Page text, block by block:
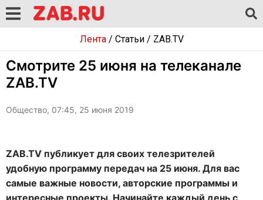
Лента/ Статьи/ ZAB.TV
Смотрите 25 июня на телеканале
ZAB.TV
Общество, 07:45, 25 июня 2019
ZAB.TV публикует для своих телезрителей
удобную программу передач на 25 июня. Для вас
самые важные новости, авторские программы и
интересные проекты. Начинайте каждый день с